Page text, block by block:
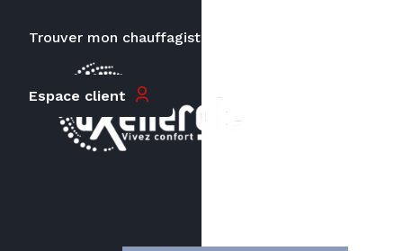
Trouver mon chauffagiste
Espace client